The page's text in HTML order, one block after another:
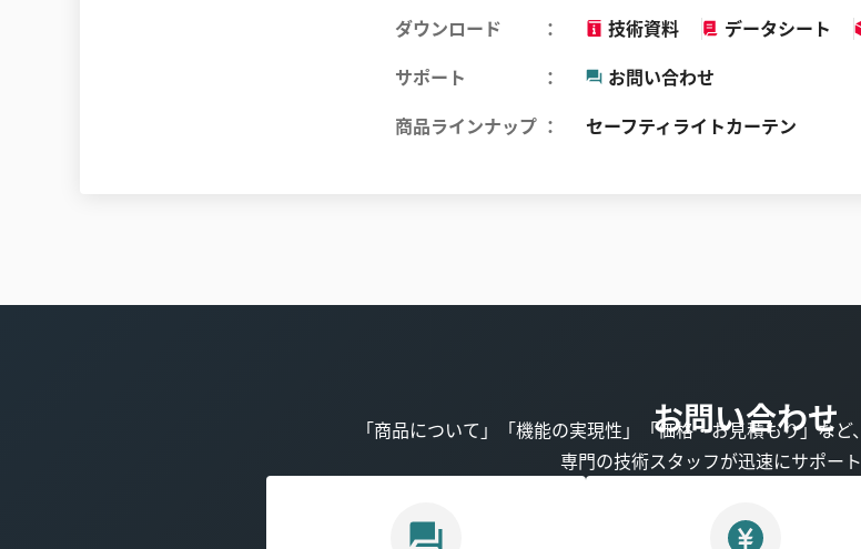
ダウンロード 技術資料 データシート
サポート
お問い合わせ
商品ラインナップ
セーフティライトカーテン
お問い合わせ
「商品について」「機能の実現性」「価格・お見積もり」など
専門の技術スタッフが迅速にサポート